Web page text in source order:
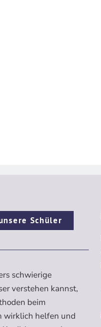
Schüler
schwierige
verstehen kannst,
beim
wirklich helfen und